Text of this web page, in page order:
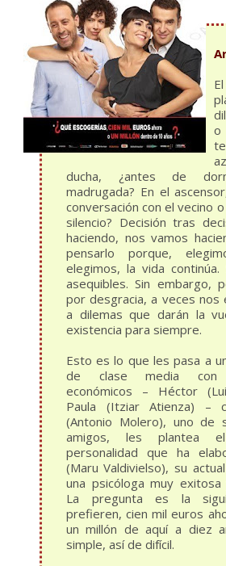
ducha, ¿antes de
madrugada? En el
conversación con el vecino
silencio? Decisión tras
haciendo, nos vamos
pensarlo porque,
elegimos, la vida continúa.
asequibles. Sin embargo,
por desgracia, a veces nos
a dilemas que darán la
existencia para siempre.
Esto es lo que les pasa a
de clase media con
económicos – Héctor
Paula (Itziar Atienza) –
(Antonio Molero), uno de
amigos, les plantea
personalidad que ha
(Maru Valdivielso), su
una psicóloga muy exitosa
La pregunta es la
prefieren, cien mil euros
un millón de aquí a diez
simple, así de difícil.